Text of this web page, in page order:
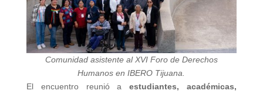
Comunidad asistente al XVI Foro de Derechos
Humanos en IBERO Tijuana.
El encuentro reunió aestudiantes, académicas,